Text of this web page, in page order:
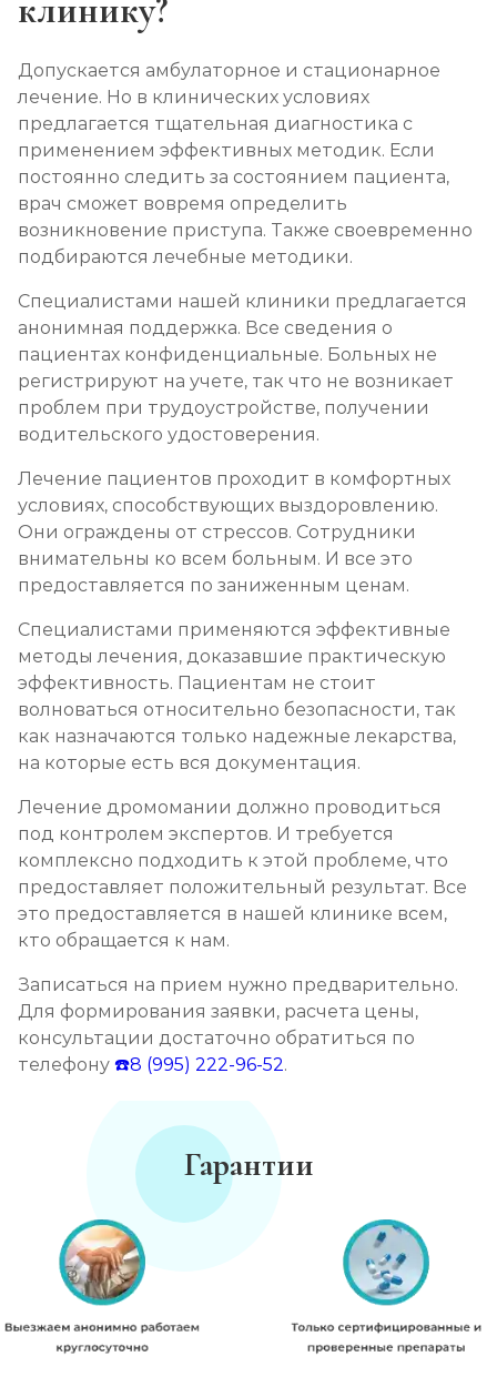
клинику?
Допускается амбулаторное и стационарное
лечение. Но в клинических условиях
предлагается тщательная диагностика с
применением эффективных методик. Если
постоянно следить за состоянием пациента,
врач сможет вовремя определить
возникновение приступа. Также своевременно
подбираются лечебные методики.
Специалистами нашей клиники предлагается
анонимная поддержка. Все сведения о
пациентах конфиденциальные. Больных не
регистрируют на учете, так что не возникает
проблем при трудоустройстве, получении
водительского удостоверения.
Лечение пациентов проходит в комфортных
условиях, способствующих выздоровлению.
Они ограждены от стрессов. Сотрудники
внимательны ко всем больным. И все это
предоставляется по заниженным ценам.
Специалистами применяются эффективные
методы лечения, доказавшие практическую
эффективность. Пациентам не стоит
волноваться относительно безопасности, так
как назначаются только надежные лекарства,
на которые есть вся документация.
Лечение дромомании должно проводиться
под контролем экспертов. И требуется
комплексно подходить к этой проблеме, что
предоставляет положительный результат. Все
это предоставляется в нашей клинике всем,
кто обращается к нам.
Записаться на прием нужно предварительно.
Для формирования заявки, расчета цены,
консультации достаточно обратиться по
телефону ☎️8 (995) 222-96-52.
Гарантии